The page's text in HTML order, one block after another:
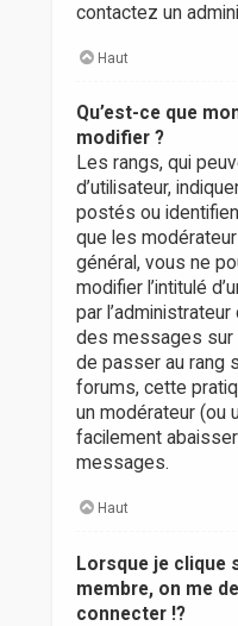
contactez un
Haut
Qu’est-ce que
modifier ?
Les rangs, qui
d’utilisateur,
postés ou
que les
général, vous ne
modifier l’intitulé
par
des messages sur
de passer au rang
forums, cette
un modérateur (ou
facilement
messages.
Haut
Lorsque je clique
membre, on me
connecter !?